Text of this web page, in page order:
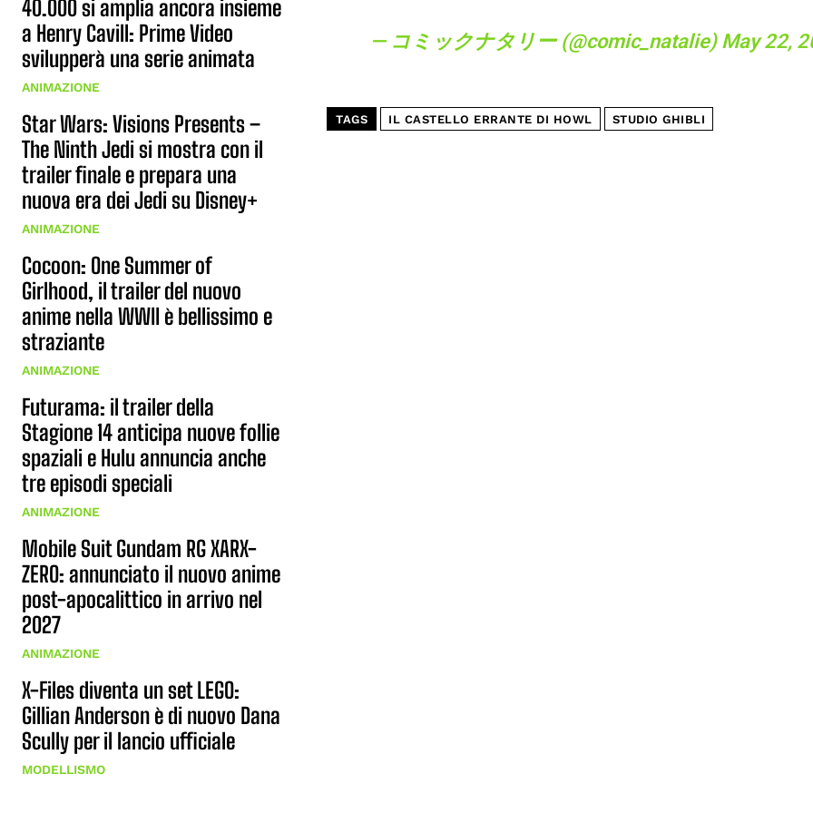
40.000 si amplia ancora insieme
a Henry Cavill: Prime Video
svilupperà una serie animata
ANIMAZIONE
Star Wars: Visions Presents –
The Ninth Jedi si mostra con il
trailer finale e prepara una
nuova era dei Jedi su Disney+
ANIMAZIONE
Cocoon: One Summer of
Girlhood, il trailer del nuovo
anime nella WWII è bellissimo e
straziante
ANIMAZIONE
Futurama: il trailer della
Stagione 14 anticipa nuove follie
spaziali e Hulu annuncia anche
tre episodi speciali
ANIMAZIONE
Mobile Suit Gundam RG XARX-
ZERO: annunciato il nuovo anime
post-apocalittico in arrivo nel
2027
ANIMAZIONE
X-Files diventa un set LEGO:
Gillian Anderson è di nuovo Dana
Scully per il lancio ufficiale
MODELLISMO
— コミックナタリー (@comic_natalie) May 22,
TAGS IL CASTELLO ERRANTE DI HOWL STUDIO GHIBLI